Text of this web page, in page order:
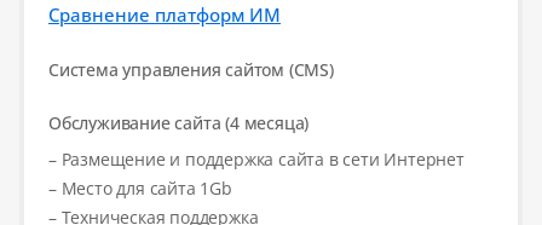
Сравнение платформ ИМ
Система управления сайтом (CMS)
Обслуживание сайта (4 месяца)
– Размещение и поддержка сайта в сети Интернет
– Место для сайта 1Gb
– Техническая поддержка